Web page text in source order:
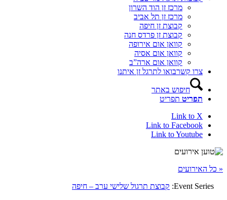
מרכז זן הוד השרון
מרכז זן תל אביב
קבוצת זן חיפה
קבוצת זן פרדס חנה
קוואן אום אירופה
קוואן אום אסיה
קוואן אום ארה”ב
צרו קשרבואו לתרגל זן איתנו
חיפוש באתר
תפריט תפריט
Link to X
Link to Facebook
Link to Youtube
« כל האירועים
Event Series: קבוצת תרגול שלישי ערב – חיפה